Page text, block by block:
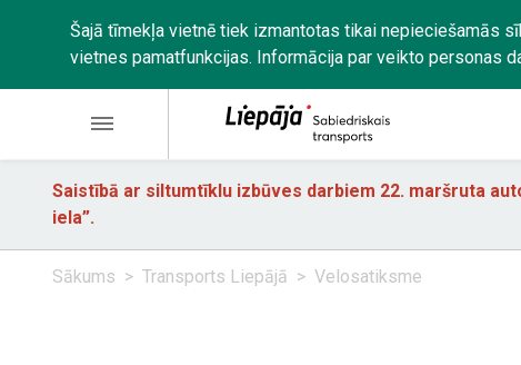
Šajā tīmekļa vietnē tiek izmantotas tikai nepieciešamās
vietnes pamatfunkcijas. Informācija par veikto personas
Saistībā ar siltumtīklu izbūves darbiem 22. maršruta
iela”.
Sākums Transports Liepājā Velosatiksme